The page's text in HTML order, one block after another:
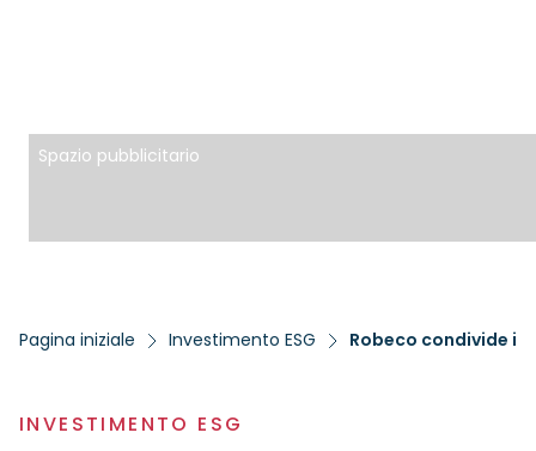
Spazio pubblicitario
Pagina iniziale Investimento ESG Robeco condivide i
INVESTIMENTO ESG